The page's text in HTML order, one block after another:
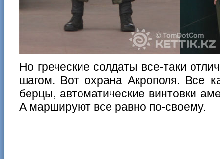
Но греческие солдаты все-таки
шагом. Вот охрана Акрополя. Все
берцы, автоматические винтовки
А маршируют все равно по-своему.